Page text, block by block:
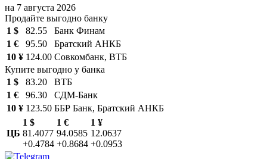
на 7 августа 2026
Продайте выгодно банку
1 $
82.55
Банк Финам
1 €
95.50
Братский АНКБ
10 ¥ 124.00 Совкомбанк, ВТБ
Купите выгодно у банка
1 $
83.20
ВТБ
1 €
96.30
СДМ-Банк
10 ¥ 123.50 ББР Банк, Братский АНКБ
ЦБ
1 $
81.4077
+0.4784
1 €
94.0585
+0.8684
1 ¥
12.0637
+0.0953